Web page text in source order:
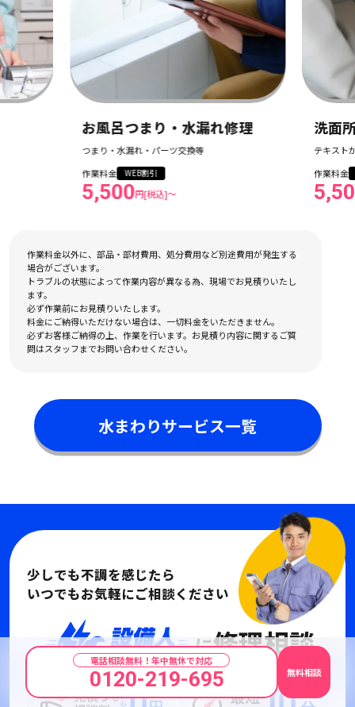
お風呂つまり・水漏れ修理
つまり・水漏れ・パーツ交換等
WEB割引
5,500円[税込]〜
洗面所つ
テキストが入りま
WEB割引
5,500円[税
作業料金以外に、部品・部材費用、処分費用など別途費用が発生する
場合がございます。
トラブルの状態によって作業内容が異なる為、現場でお見積りいたし
ます。
必ず作業前にお見積りいたします。
料金にご納得いただけない場合は、一切料金をいただきません。
必ずお客様ご納得の上、作業を行います。お見積り内容に関するご質
問はスタッフまでお問い合わせください。
水まわりサービス一覧
少しでも不調を感じたら
いつでもお気軽にご相談ください
に修理相談
電話相談無料！年中無休で対応
0120-219-695 無料相談